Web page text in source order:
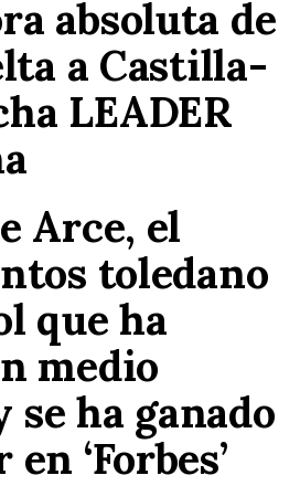
absoluta de
a Castilla-
LEADER
Arce, el
toledano
que ha
medio
se ha ganado
‘Forbes’